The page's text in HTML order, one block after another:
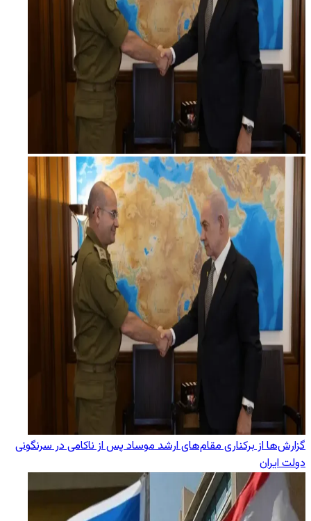
گزارش‌ها از برکناری مقام‌های ارشد موساد پس از ناکامی در سرنگونی
دولت ایران